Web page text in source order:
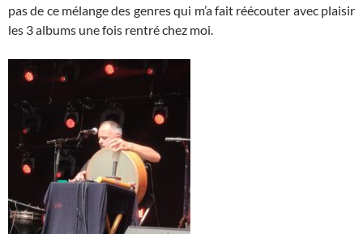
pas de ce mélange des genres qui m’a fait réécouter avec plaisir
les 3 albums une fois rentré chez moi.